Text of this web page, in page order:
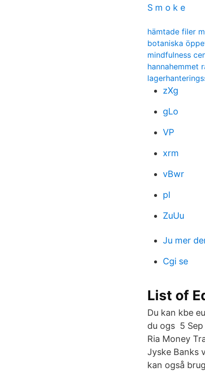
S m o k e
hämtade filer
botaniska
mindfulness
hannahemmet
zXg
gLo
VP
xrm
vBwr
pI
ZuUu
Ju mer
Cgi se
List of
Du kan kbe
du ogs 5 Sep
Ria Money
Jyske Banks
kan også